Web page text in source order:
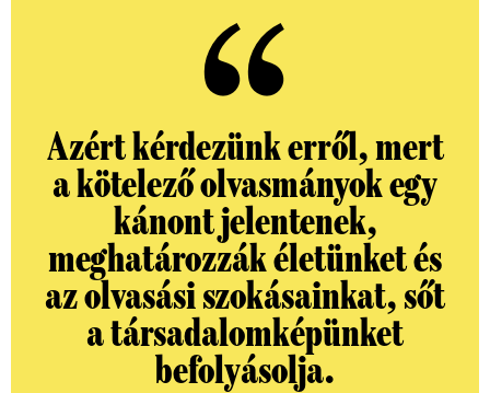
Azért kérdezünk erről, mert
a kötelező olvasmányok egy
kánont jelentenek,
meghatározzák életünket és
az olvasási szokásainkat, sőt
a társadalomképünket
befolyásolja.